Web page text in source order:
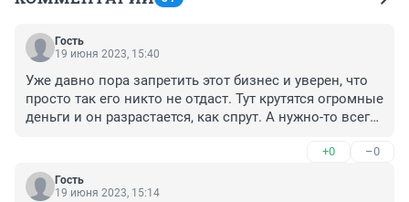
Гость
19 июня 2023, 15:40
Уже давно пора запретить этот бизнес и уверен, что
просто так его никто не отдаст. Тут крутятся огромные
деньги и он разрастается, как спрут. А нужно-то всего
законодателей любого региона наложить запрет и
всё. Но такую кормушку прикрыть, это нажить себе
опасных врагов. Так сколько же надо выплакать
+0 –0
Гость
19 июня 2023, 15:14